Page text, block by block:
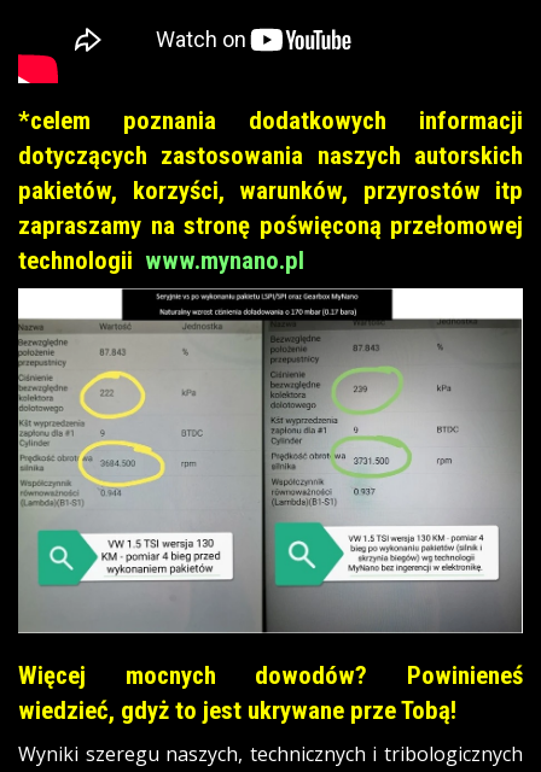
*celem poznania dodatkowych informacji
dotyczących zastosowania naszych autorskich
pakietów, korzyści, warunków, przyrostów itp
zapraszamy na stronę poświęconą przełomowej
technologii www.mynano.pl
Więcej mocnych dowodów? Powinieneś
wiedzieć, gdyż to jest ukrywane prze Tobą!
Wyniki szeregu naszych, technicznych i tribologicznych